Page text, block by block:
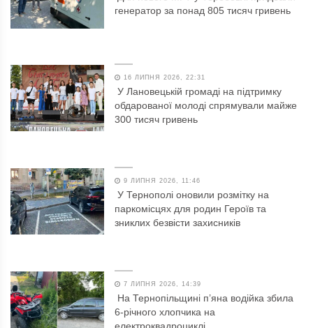
генератор за понад 805 тисяч гривень
16 ЛИПНЯ 2026, 22:31
У Лановецькій громаді на підтримку
обдарованої молоді спрямували майже
300 тисяч гривень
9 ЛИПНЯ 2026, 11:46
У Тернополі оновили розмітку на
паркомісцях для родин Героїв та
зниклих безвісти захисників
7 ЛИПНЯ 2026, 14:39
На Тернопільщині п’яна водійка збила
6-річного хлопчика на